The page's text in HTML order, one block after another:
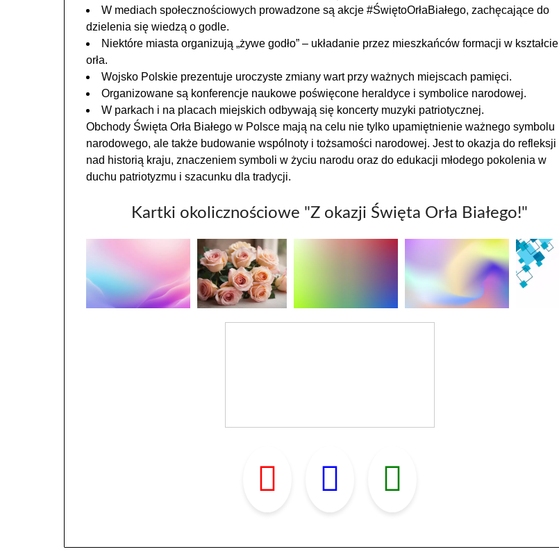
W mediach społecznościowych prowadzone są akcje #ŚwiętoOrłaBiałego, zachęcające do
dzielenia się wiedzą o godle.
Niektóre miasta organizują „żywe godło” – układanie przez mieszkańców formacji w kształcie
orła.
Wojsko Polskie prezentuje uroczyste zmiany wart przy ważnych miejscach pamięci.
Organizowane są konferencje naukowe poświęcone heraldyce i symbolice narodowej.
W parkach i na placach miejskich odbywają się koncerty muzyki patriotycznej.
Obchody Święta Orła Białego w Polsce mają na celu nie tylko upamiętnienie ważnego symbolu
narodowego, ale także budowanie wspólnoty i tożsamości narodowej. Jest to okazja do refleksji
nad historią kraju, znaczeniem symboli w życiu narodu oraz do edukacji młodego pokolenia w
duchu patriotyzmu i szacunku dla tradycji.
Kartki okolicznościowe "Z okazji Święta Orła Białego!"